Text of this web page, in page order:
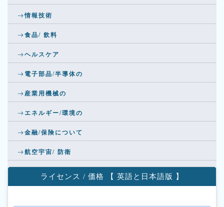
情報技術
食品/ 飲料
ヘルスケア
電子部品/半導体の
産業用機械の
エネルギー/環境の
金融/保険について
航空宇宙/ 防衛
ライセンス / 価格 【 英語と日本語版 】